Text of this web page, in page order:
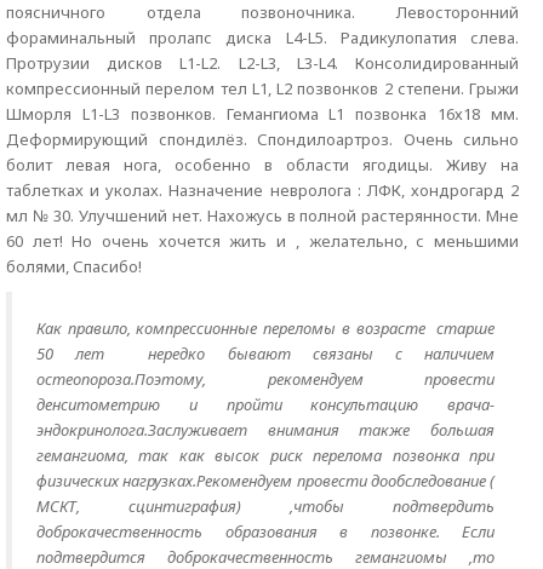
поясничного отдела позвоночника. Левосторонний
фораминальный пролапс диска L4-L5. Радикулопатия слева.
Протрузии дисков L1-L2. L2-L3, L3-L4. Консолидированный
компрессионный перелом тел L1, L2 позвонков 2 степени. Грыжи
Шморля L1-L3 позвонков. Гемангиома L1 позвонка 16х18 мм.
Деформирующий спондилёз. Спондилоартроз. Очень сильно
болит левая нога, особенно в области ягодицы. Живу на
таблетках и уколах. Назначение невролога : ЛФК, хондрогард 2
мл № 30. Улучшений нет. Нахожусь в полной растерянности. Мне
60 лет! Но очень хочется жить и , желательно, с меньшими
болями, Спасибо!
Как правило, компрессионные переломы в возрасте старше
50 лет нередко бывают связаны с наличием
остеопороза.Поэтому, рекомендуем провести
денситометрию и пройти консультацию врача-
эндокринолога.Заслуживает внимания также большая
гемангиома, так как высок риск перелома позвонка при
физических нагрузках.Рекомендуем провести дообследование (
МСКТ, сцинтиграфия) ,чтобы подтвердить
доброкачественность образования в позвонке. Если
подтвердится доброкачественность гемангиомы ,то